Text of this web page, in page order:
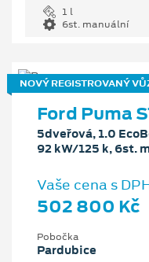
1 l
6st. manuální
NOVÝ REGISTROVANÝ
Ford Puma
5dveřová, 1.0
92 kW/125 k, 6st.
Vaše cena s
502 800 Kč
Pobočka
Pardubice